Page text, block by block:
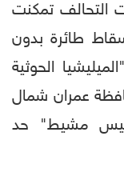
التحالف تمكنت
طائرة بدون
الحوثية
عمران شمال
مشيط" حد